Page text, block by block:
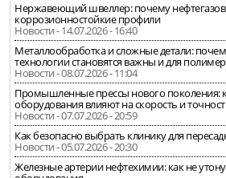
Нержавеющий швеллер: почему
коррозионностойкие профили
Новости - 14.07.2026 - 16:40
Металлообработка и сложные детали:
технологии становятся важны и для
Новости - 08.07.2026 - 11:04
Промышленные прессы нового поколения:
оборудования влияют на скорость и
Новости - 07.07.2026 - 20:59
Как безопасно выбрать клинику для
Новости - 05.07.2026 - 20:30
Железные артерии нефтехимии: как не